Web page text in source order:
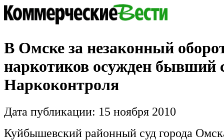
В Омске за незаконный
наркотиков осужден бывший
Наркоконтроля
Дата публикации: 15 ноября 2010
Куйбышевский районный суд города